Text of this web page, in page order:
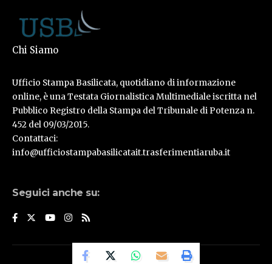
Chi Siamo
Ufficio Stampa Basilicata, quotidiano di informazione
online, è una Testata Giornalistica Multimediale iscritta nel
Pubblico Registro della Stampa del Tribunale di Potenza n.
452 del 09/03/2015.
Contattaci:
info@ufficiostampabasilicatait.trasferimentiaruba.it
Seguici anche su:
© Ufficio Stampa Basilicata